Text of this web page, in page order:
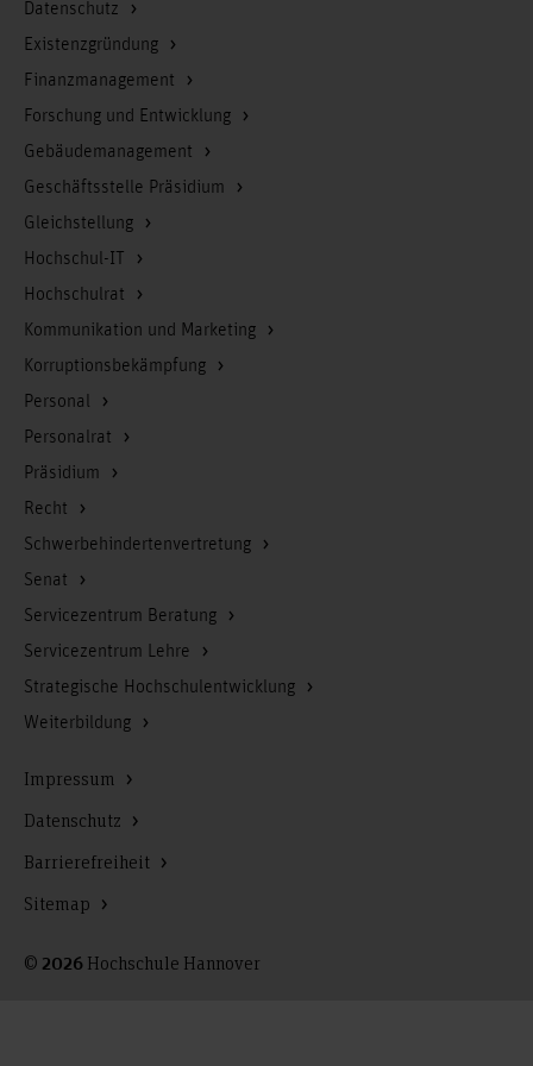
Datenschutz
Existenzgründung
Finanzmanagement
Forschung und Entwicklung
Gebäudemanagement
Geschäftsstelle Präsidium
Gleichstellung
Hochschul-IT
Hochschulrat
Kommunikation und Marketing
Korruptionsbekämpfung
Personal
Personalrat
Präsidium
Recht
Schwerbehindertenvertretung
Senat
Servicezentrum Beratung
Servicezentrum Lehre
Strategische Hochschulentwicklung
Weiterbildung
© 2026 Hochschule Hannover
Impressum
Datenschutz
Barrierefreiheit
Sitemap